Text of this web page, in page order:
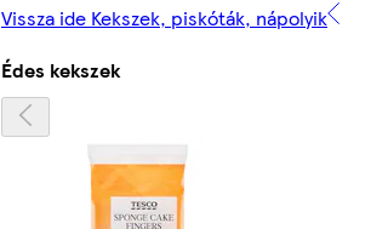
Vissza ide Kekszek, piskóták, nápolyik
Édes kekszek